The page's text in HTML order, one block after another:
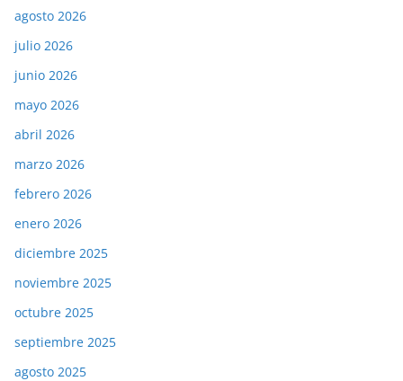
agosto 2026
julio 2026
junio 2026
mayo 2026
abril 2026
marzo 2026
febrero 2026
enero 2026
diciembre 2025
noviembre 2025
octubre 2025
septiembre 2025
agosto 2025